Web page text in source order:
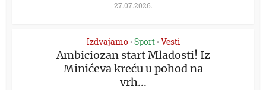
27.07.2026.
Izdvajamo • Sport • Vesti
Ambiciozan start Mladosti! Iz
Minićeva kreću u pohod na
vrh...